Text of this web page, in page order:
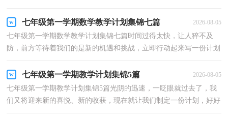
七年级第一学期数学教学计划集锦七篇 2026-08-05
七年级第一学期数学教学计划集锦七篇时间过得太快，让人猝不及
防，前方等待着我们的是新的机遇和挑战，立即行动起来写一份计划
七年级第一学期教学计划集锦5篇 2026-08-05
七年级第一学期教学计划集锦5篇光阴的迅速，一眨眼就过去了，我
们又将迎来新的喜悦、新的收获，现在就让我们制定一份计划，好好